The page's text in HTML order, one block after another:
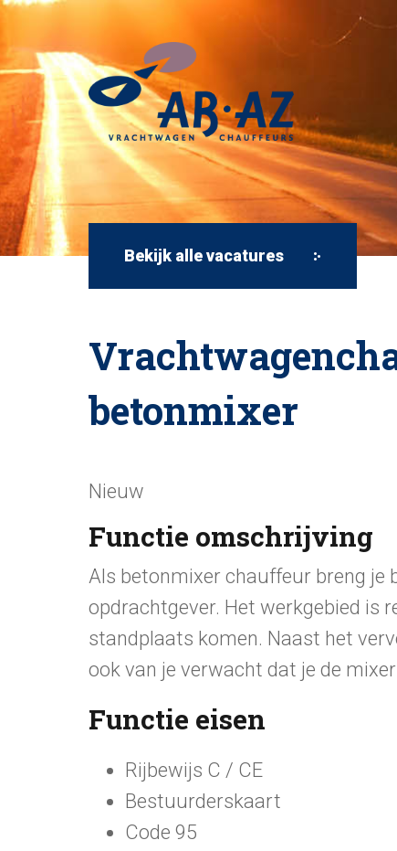
Bekijk alle vacatures
betonmixer
Nieuw
Functie omschrijving
Als betonmixer chauffeur breng je
opdrachtgever. Het werkgebied is
standplaats komen. Naast het
ook van je verwacht dat je de
Functie eisen
Rijbewijs C / CE
Bestuurderskaart
Code 95